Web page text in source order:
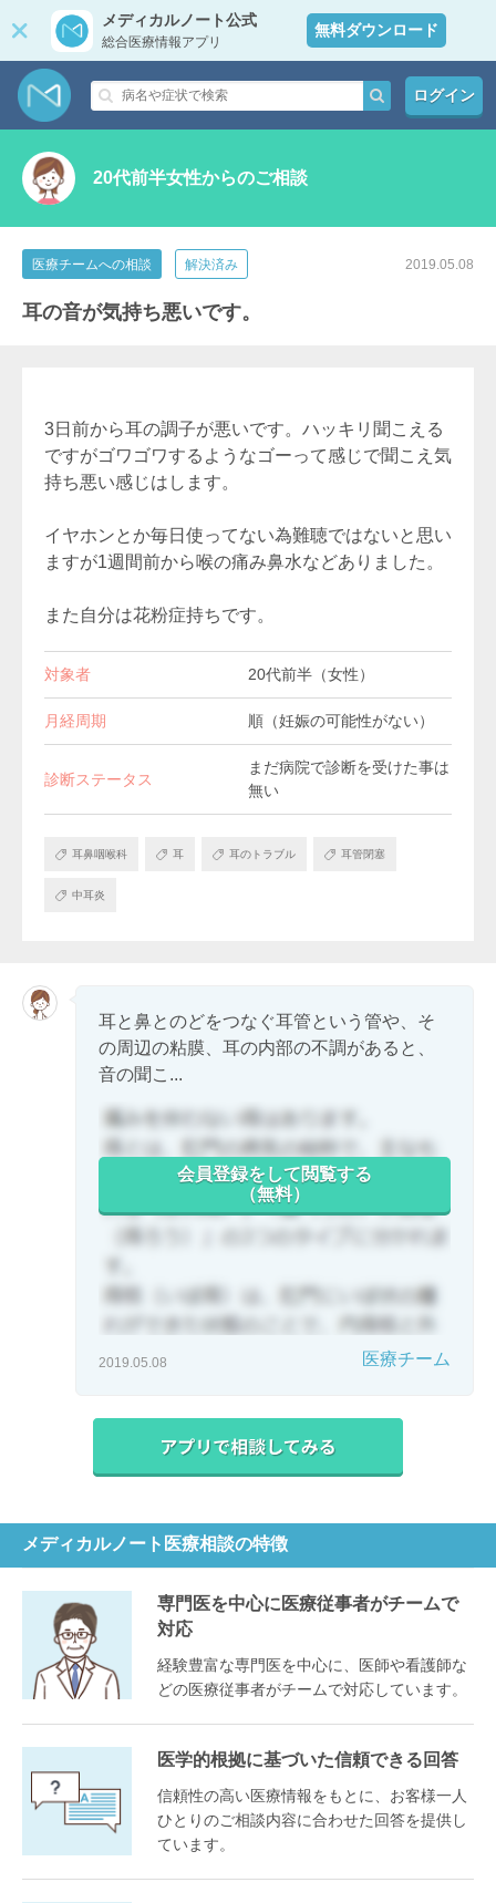
メディカルノート公式
総合医療情報アプリ
無料ダウンロード
ログイン
20代前半女性からのご相談
医療チームへの相談 解決済み 2019.05.08
耳の音が気持ち悪いです。
3日前から耳の調子が悪いです。ハッキリ聞こえる
ですがゴワゴワするようなゴーって感じで聞こえ気
持ち悪い感じはします。
イヤホンとか毎日使ってない為難聴ではないと思い
ますが1週間前から喉の痛み鼻水などありました。
また自分は花粉症持ちです。
対象者 20代前半（女性）
月経周期 順（妊娠の可能性がない）
診断ステータス
まだ病院で診断を受けた事は
無い
耳鼻咽喉科 耳 耳のトラブル 耳管閉塞
中耳炎
耳と鼻とのどをつなぐ耳管という管や、そ
の周辺の粘膜、耳の内部の不調があると、
音の聞こ...
会員登録をして閲覧する
（無料）
2019.05.08 医療チーム
メディカルノート医療相談の特徴
専門医を中心に医療従事者がチームで
対応
経験豊富な専門医を中心に、医師や看護師な
どの医療従事者がチームで対応しています。
医学的根拠に基づいた信頼できる回答
信頼性の高い医療情報をもとに、お客様一人
ひとりのご相談内容に合わせた回答を提供し
ています。